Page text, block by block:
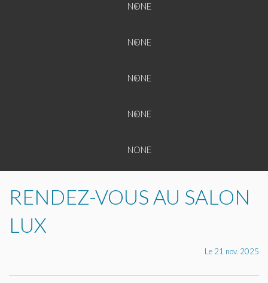
NONE
NONE
NONE
NONE
CATÉGORIES
NONE
NONE
NONE
NONE
RENDEZ-VOUS AU SALON
LUX
Le 21 nov. 2025